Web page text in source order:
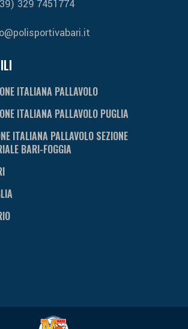
329 7451774
ITALIANA PALLAVOLO
ITALIANA PALLAVOLO PUGLIA
ITALIANA PALLAVOLO SEZIONE
BARI-FOGGIA